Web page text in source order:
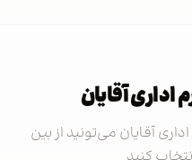
آقایان
آقایان می‌تونید از بین